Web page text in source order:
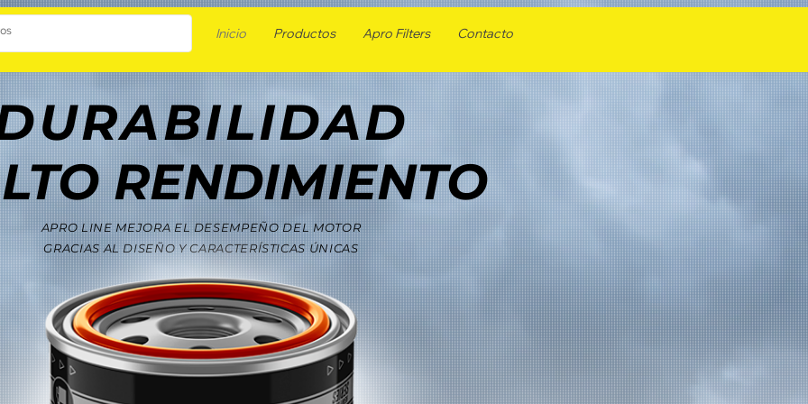
Inicio Productos Apro Filters Contacto
RENDIMIENTO
APRO LINE MEJORA EL DESEMPEÑO DEL MOTOR
GRACIAS AL DISEÑO Y CARACTERÍSTICAS ÚNICAS